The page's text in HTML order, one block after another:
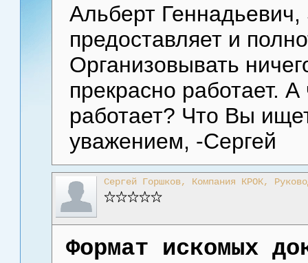
Альберт
предоставляет и
Организовывать
прекрасно работает.
работает? Что Вы
уважением, -Сергей
Сергей Горшков, Компания КРОК,
Формат искомых